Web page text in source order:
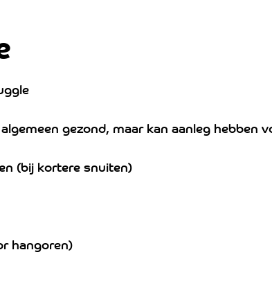
gezond, maar kan aanleg hebben
(bij kortere snuiten)
hangoren)